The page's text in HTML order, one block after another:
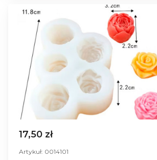
17,50 zł
Artykuł: 0014101